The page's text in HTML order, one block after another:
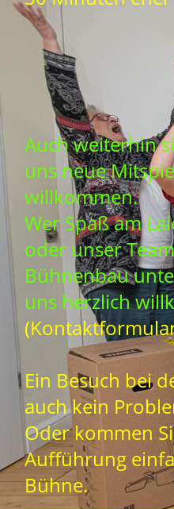
Auch weiterhin
uns neue
willkommen.
Wer Spaß am
oder unser
Bühnenbau
uns herzlich
Ein Besuch bei
auch kein
Oder kommen
Aufführung
Bühne.